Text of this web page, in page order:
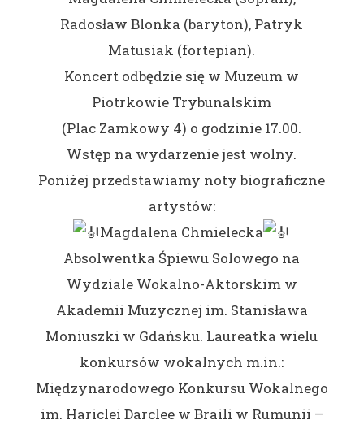
Radosław Blonka (baryton), Patryk
Matusiak (fortepian).
Koncert odbędzie się w Muzeum w
Piotrkowie Trybunalskim
(Plac Zamkowy 4) o godzinie 17.00.
Wstęp na wydarzenie jest wolny.
Poniżej przedstawiamy noty biograficzne
artystów:
Magdalena Chmielecka
Absolwentka Śpiewu Solowego na
Wydziale Wokalno-Aktorskim w
Akademii Muzycznej im. Stanisława
Moniuszki w Gdańsku. Laureatka wielu
konkursów wokalnych m.in.:
Międzynarodowego Konkursu Wokalnego
im. Hariclei Darclee w Braili w Rumunii –